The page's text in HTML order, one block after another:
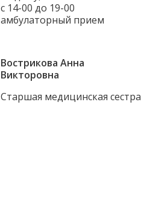
с 14-00 до 19-00
амбулаторный прием
Вострикова Анна
Викторовна
Старшая медицинская сестра